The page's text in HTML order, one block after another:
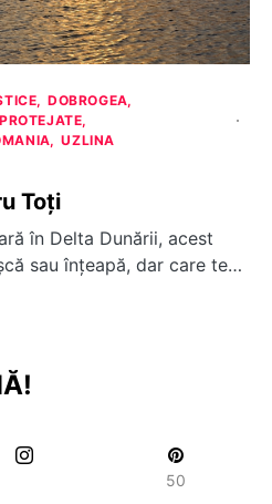
DOBROGEA
UZLINA
Toți
în Delta Dunării, acest
sau înțeapă, dar care te…
50